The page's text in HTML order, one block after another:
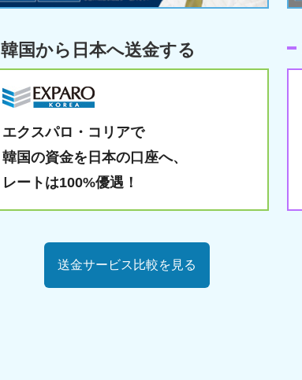
韓国から日本へ送金する
エクスパロ・コリアで
韓国の資金を日本の口座へ、
レートは100%優遇！
送金サービス比較を見る